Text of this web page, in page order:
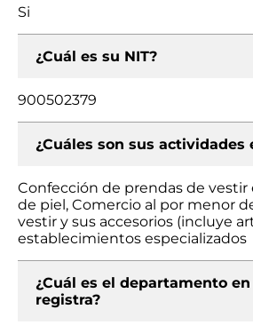
Si
¿Cuál es su NIT?
900502379
¿Cuáles son sus actividades
Confección de prendas de
de piel, Comercio al por menor
vestir y sus accesorios (incluye
establecimientos especializados
¿Cuál es el departamento
registra?